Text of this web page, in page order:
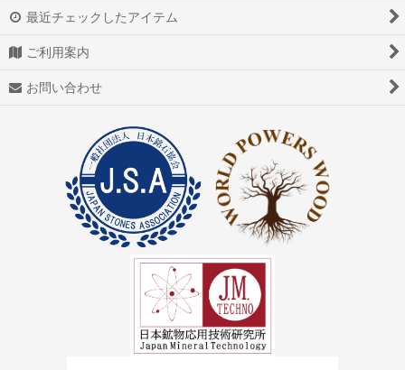
最近チェックしたアイテム
ご利用案内
お問い合わせ